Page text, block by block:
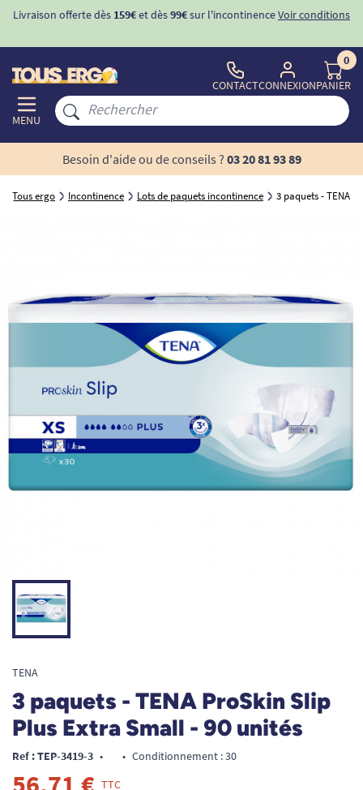
Livraison offerte dès 159€et dès99€sur l'incontinenceVoir conditions
MENU
CONTACTCONNEXION
0
PANIER
Besoin d'aide ou de conseils ? 03 20 81 93 89
Tous ergo Incontinence Lots de paquets incontinence 3 paquets - TENA
TENA
3 paquets - TENA ProSkin Slip
Plus Extra Small - 90 unités
Ref : TEP-3419-3 • • Conditionnement : 30
TTC